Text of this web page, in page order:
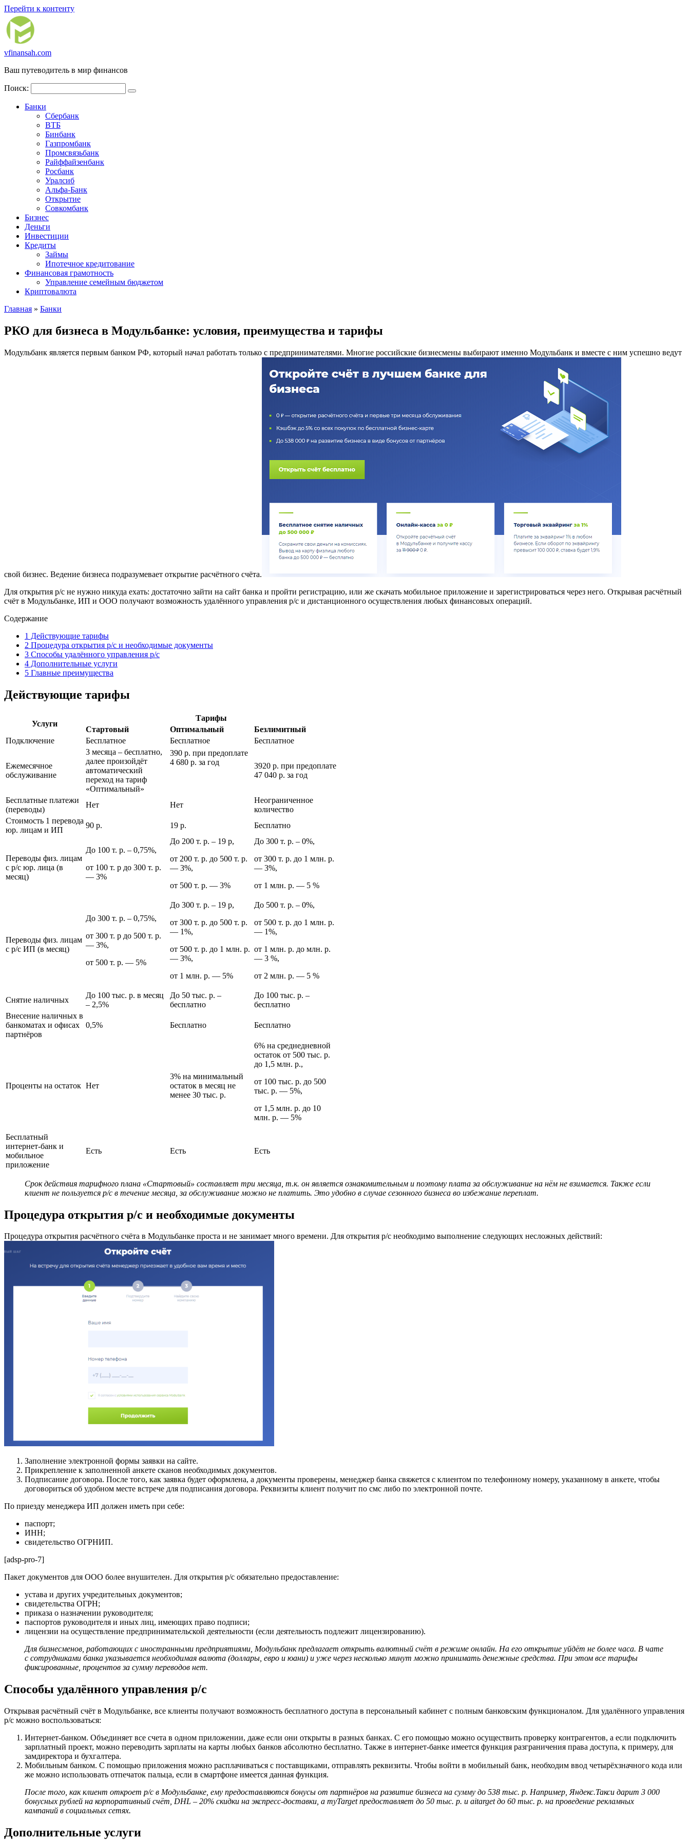
Перейти к контенту
vfinansah.com
Ваш путеводитель в мир финансов
Поиск:
Банки
Сбербанк
ВТБ
Бинбанк
Газпромбанк
Промсвязьбанк
Райффайзенбанк
Росбанк
Уралсиб
Альфа-Банк
Открытие
Совкомбанк
Бизнес
Деньги
Инвестиции
Кредиты
Займы
Ипотечное кредитование
Финансовая грамотность
Управление семейным бюджетом
Криптовалюта
Главная » Банки
РКО для бизнеса в Модульбанке: условия, преимущества и тарифы
Модульбанк является первым банком РФ, который начал работать только с предпринимателями. Многие российские бизнесмены выбирают именно Модульбанк и вместе с ним успешно ведут
свой бизнес. Ведение бизнеса подразумевает открытие расчётного счёта.
Для открытия р/с не нужно никуда ехать: достаточно зайти на сайт банка и пройти регистрацию, или же скачать мобильное приложение и зарегистрироваться через него. Открывая расчётный
счёт в Модульбанке, ИП и ООО получают возможность удалённого управления р/с и дистанционного осуществления любых финансовых операций.
Содержание
1 Действующие тарифы
2 Процедура открытия р/с и необходимые документы
3 Способы удалённого управления р/с
4 Дополнительные услуги
5 Главные преимущества
Действующие тарифы
Услуги
Тарифы
Стартовый
Оптимальный
Безлимитный
Подключение
Бесплатное Бесплатное Бесплатное
Ежемесячное
обслуживание
3 месяца ‒ бесплатно,
далее произойдёт
автоматический
переход на тариф
«Оптимальный»
390 р. при предоплате
4 680 р. за год
3920 р. при предоплате
47 040 р. за год
Бесплатные платежи
(переводы)
Нет Нет
Неограниченное
количество
Стоимость 1 перевода
юр. лицам и ИП
90 р. 19 р. Бесплатно
Переводы физ. лицам
с р/с юр. лица (в
месяц)
До 100 т. р. ‒ 0,75%,
от 100 т. р до 300 т. р.
— 3%
До 200 т. р. ‒ 19 р,
от 200 т. р. до 500 т. р.
— 3%,
от 500 т. р. — 3%
До 300 т. р. ‒ 0%,
от 300 т. р. до 1 млн. р.
— 3%,
от 1 млн. р. — 5 %
Переводы физ. лицам
с р/с ИП (в месяц)
До 300 т. р. ‒ 0,75%,
от 300 т. р до 500 т. р.
— 3%,
от 500 т. р. — 5%
До 300 т. р. ‒ 19 р,
от 300 т. р. до 500 т. р.
— 1%,
от 500 т. р. до 1 млн. р.
— 3%,
от 1 млн. р. — 5%
До 500 т. р. ‒ 0%,
от 500 т. р. до 1 млн. р.
— 1%,
от 1 млн. р. до млн. р.
— 3 %,
от 2 млн. р. — 5 %
Снятие наличных
До 100 тыс. р. в месяц
‒ 2,5%
До 50 тыс. р. ‒
бесплатно
До 100 тыс. р. ‒
бесплатно
Внесение наличных в
банкоматах и офисах
партнёров
0,5% Бесплатно Бесплатно
Проценты на остаток Нет
3% на минимальный
остаток в месяц не
менее 30 тыс. р.
6% на среднедневной
остаток от 500 тыс. р.
до 1,5 млн. р.,
от 100 тыс. р. до 500
тыс. р. — 5%,
от 1,5 млн. р. до 10
млн. р. — 5%
Бесплатный
интернет-банк и
мобильное
приложение
Есть Есть Есть
Срок действия тарифного плана «Стартовый» составляет три месяца, т.к. он является ознакомительным и поэтому плата за обслуживание на нём не взимается. Также если
клиент не пользуется р/с в течение месяца, за обслуживание можно не платить. Это удобно в случае сезонного бизнеса во избежание переплат.
Процедура открытия р/с и необходимые документы
Процедура открытия расчётного счёта в Модульбанке проста и не занимает много времени. Для открытия р/с необходимо выполнение следующих несложных действий:
Заполнение электронной формы заявки на сайте.
Прикрепление к заполненной анкете сканов необходимых документов.
Подписание договора. После того, как заявка будет оформлена, а документы проверены, менеджер банка свяжется с клиентом по телефонному номеру, указанному в анкете, чтобы
договориться об удобном месте встрече для подписания договора. Реквизиты клиент получит по смс либо по электронной почте.
По приезду менеджера ИП должен иметь при себе:
паспорт;
ИНН;
свидетельство ОГРНИП.
[adsp-pro-7]
Пакет документов для ООО более внушителен. Для открытия р/с обязательно предоставление:
устава и других учредительных документов;
свидетельства ОГРН;
приказа о назначении руководителя;
паспортов руководителя и иных лиц, имеющих право подписи;
лицензии на осуществление предпринимательской деятельности (если деятельность подлежит лицензированию).
Для бизнесменов, работающих с иностранными предприятиями, Модульбанк предлагает открыть валютный счёт в режиме онлайн. На его открытие уйдёт не более часа. В чате
с сотрудниками банка указывается необходимая валюта (доллары, евро и юани) и уже через несколько минут можно принимать денежные средства. При этом все тарифы
фиксированные, процентов за сумму переводов нет.
Способы удалённого управления р/с
Открывая расчётный счёт в Модульбанке, все клиенты получают возможность бесплатного доступа в персональный кабинет с полным банковским функционалом. Для удалённого управления
р/с можно воспользоваться:
Интернет-банком. Объединяет все счета в одном приложении, даже если они открыты в разных банках. С его помощью можно осуществить проверку контрагентов, а если подключить
зарплатный проект, можно переводить зарплаты на карты любых банков абсолютно бесплатно. Также в интернет-банке имеется функция разграничения права доступа, к примеру, для
замдиректора и бухгалтера.
Мобильным банком. С помощью приложения можно расплачиваться с поставщиками, отправлять реквизиты. Чтобы войти в мобильный банк, необходим ввод четырёхзначного кода или
же можно использовать отпечаток пальца, если в смартфоне имеется данная функция.
После того, как клиент откроет р/с в Модульбанке, ему предоставляются бонусы от партнёров на развитие бизнеса на сумму до 538 тыс. р. Например, Яндекс.Такси дарит 3 000
бонусных рублей на корпоративный счёт, DHL – 20% скидки на экспресс-доставки, а myTarget предоставляет до 50 тыс. р. и aitarget до 60 тыс. р. на проведение рекламных
кампаний в социальных сетях.
Дополнительные услуги